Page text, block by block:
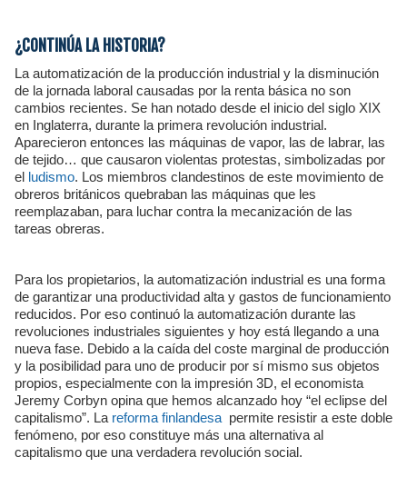
¿CONTINÚA LA HISTORIA?
La automatización de la producción industrial y la disminución
de la jornada laboral causadas por la renta básica no son
cambios recientes. Se han notado desde el inicio del siglo XIX
en Inglaterra, durante la primera revolución industrial.
Aparecieron entonces las máquinas de vapor, las de labrar, las
de tejido… que causaron violentas protestas, simbolizadas por
el ludismo. Los miembros clandestinos de este movimiento de
obreros británicos quebraban las máquinas que les
reemplazaban, para luchar contra la mecanización de las
tareas obreras.
Para los propietarios, la automatización industrial es una forma
de garantizar una productividad alta y gastos de funcionamiento
reducidos. Por eso continuó la automatización durante las
revoluciones industriales siguientes y hoy está llegando a una
nueva fase. Debido a la caída del coste marginal de producción
y la posibilidad para uno de producir por sí mismo sus objetos
propios, especialmente con la impresión 3D, el economista
Jeremy Corbyn opina que hemos alcanzado hoy “el eclipse del
capitalismo”. La reforma finlandesa permite resistir a este doble
fenómeno, por eso constituye más una alternativa al
capitalismo que una verdadera revolución social.